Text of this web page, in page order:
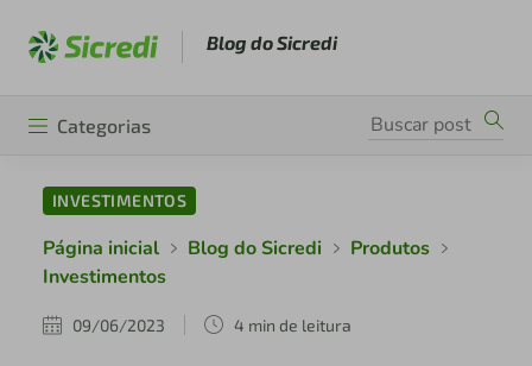
Blog do Sicredi
Categorias
INVESTIMENTOS
Página inicial Blog do Sicredi
Produtos
Investimentos
09/06/2023 4 min de leitura